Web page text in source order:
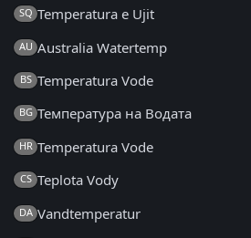
SQ Temperatura e Ujit
AU Australia Watertemp
BS Temperatura Vode
BG Температура на Водата
HR Temperatura Vode
CS Teplota Vody
DA Vandtemperatur